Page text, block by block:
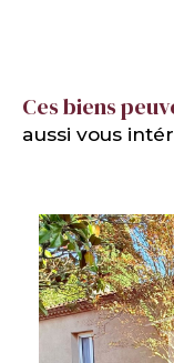
Ces biens
aussi vous